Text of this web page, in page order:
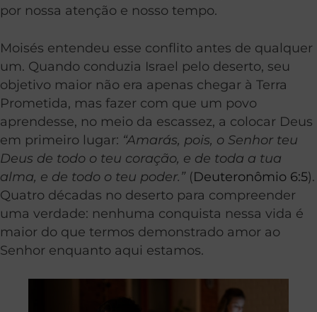
por nossa atenção e nosso tempo.
Moisés entendeu esse conflito antes de qualquer
um. Quando conduzia Israel pelo deserto, seu
objetivo maior não era apenas chegar à Terra
Prometida, mas fazer com que um povo
aprendesse, no meio da escassez, a colocar Deus
em primeiro lugar: “Amarás, pois, o Senhor teu
Deus de todo o teu coração, e de toda a tua
alma, e de todo o teu poder.”(Deuteronômio 6:5).
Quatro décadas no deserto para compreender
uma verdade: nenhuma conquista nessa vida é
maior do que termos demonstrado amor ao
Senhor enquanto aqui estamos.